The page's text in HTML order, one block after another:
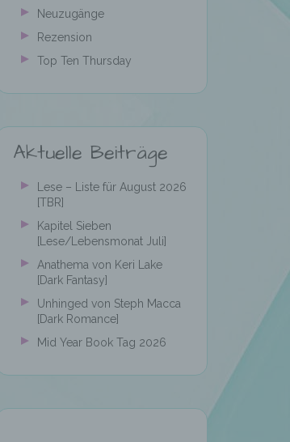
Neuzugänge
Rezension
Top Ten Thursday
Aktuelle Beiträge
Lese – Liste für August 2026
[TBR]
Kapitel Sieben
[Lese/Lebensmonat Juli]
Anathema von Keri Lake
[Dark Fantasy]
Unhinged von Steph Macca
[Dark Romance]
Mid Year Book Tag 2026